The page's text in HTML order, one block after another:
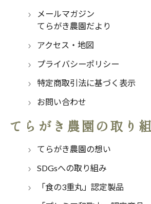
メールマガジン
てらがき農園だより
アクセス・地図
プライバシーポリシー
特定商取引法に基づく表示
お問い合わせ
てらがき農園の取り
てらがき農園の想い
SDGsへの取り組み
「食の3重丸」認定製品